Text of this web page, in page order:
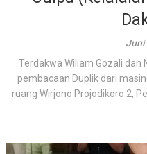
Juni
Terdakwa Wiliam Gozali dan
pembacaan Duplik dari
ruang Wirjono Projodikoro 2,